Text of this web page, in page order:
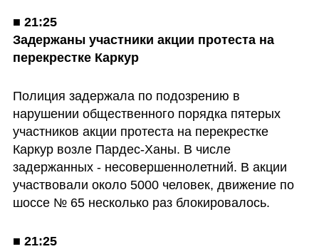
■ 21:25
Задержаны участники акции протеста на
перекрестке Каркур
Полиция задержала по подозрению в
нарушении общественного порядка пятерых
участников акции протеста на перекрестке
Каркур возле Пардес-Ханы. В числе
задержанных - несовершеннолетний. В акции
участвовали около 5000 человек, движение по
шоссе № 65 несколько раз блокировалось.
■ 21:25